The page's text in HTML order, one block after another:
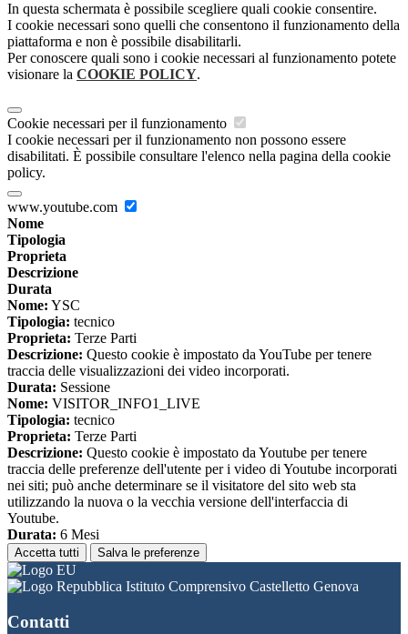
In questa schermata è possibile scegliere quali cookie consentire.
I cookie necessari sono quelli che consentono il funzionamento della
piattaforma e non è possibile disabilitarli.
Per conoscere quali sono i cookie necessari al funzionamento potete
visionare la COOKIE POLICY.
Cookie necessari per il funzionamento
I cookie necessari per il funzionamento non possono essere
disabilitati. È possibile consultare l'elenco nella pagina della cookie
policy.
www.youtube.com
Nome
Tipologia
Proprieta
Descrizione
Durata
Nome: YSC
Tipologia: tecnico
Proprieta: Terze Parti
Descrizione: Questo cookie è impostato da YouTube per tenere
traccia delle visualizzazioni dei video incorporati.
Durata: Sessione
Nome: VISITOR_INFO1_LIVE
Tipologia: tecnico
Proprieta: Terze Parti
Descrizione: Questo cookie è impostato da Youtube per tenere
traccia delle preferenze dell'utente per i video di Youtube incorporati
nei siti; può anche determinare se il visitatore del sito web sta
utilizzando la nuova o la vecchia versione dell'interfaccia di
Youtube.
Durata: 6 Mesi
Accetta tutti Salva le preferenze
Istituto Comprensivo Castelletto Genova
Contatti